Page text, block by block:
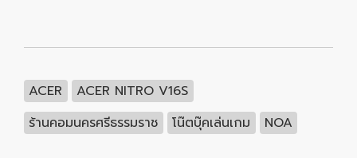
ACER
ACER NITRO V16S
ร้านคอมนครศรีธรรมราช
โน๊ตบุ๊คเล่นเกม NOA